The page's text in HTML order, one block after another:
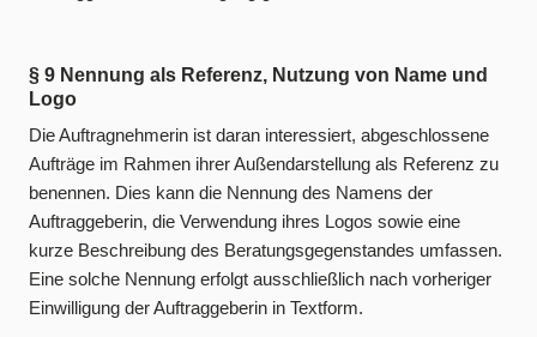
§ 9 Nennung als Referenz, Nutzung von Name und
Logo
Die Auftragnehmerin ist daran interessiert, abgeschlossene
Aufträge im Rahmen ihrer Außendarstellung als Referenz zu
benennen. Dies kann die Nennung des Namens der
Auftraggeberin, die Verwendung ihres Logos sowie eine
kurze Beschreibung des Beratungsgegenstandes umfassen.
Eine solche Nennung erfolgt ausschließlich nach vorheriger
Einwilligung der Auftraggeberin in Textform.